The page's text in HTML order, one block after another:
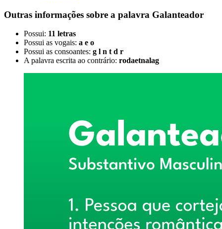
Outras informações sobre a palavra Galanteador
Possui: 11 letras
Possui as vogais: a e o
Possui as consoantes: g l n t d r
A palavra escrita ao contrário: rodaetnalag